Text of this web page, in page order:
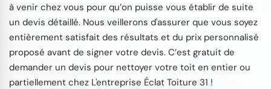
à venir chez vous pour qu’on puisse vous établir de suite
un devis détaillé. Nous veillerons d'assurer que vous soyez
entièrement satisfait des résultats et du prix personnalisé
proposé avant de signer votre devis. C’est gratuit de
demander un devis pour nettoyer votre toit en entier ou
partiellement chez L'entreprise Éclat Toiture 31 !